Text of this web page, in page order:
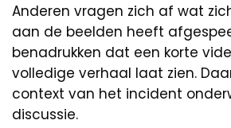
Anderen vragen zich af wat
aan de beelden heeft
benadrukken dat een korte
volledige verhaal laat zien.
context van het incident
discussie.